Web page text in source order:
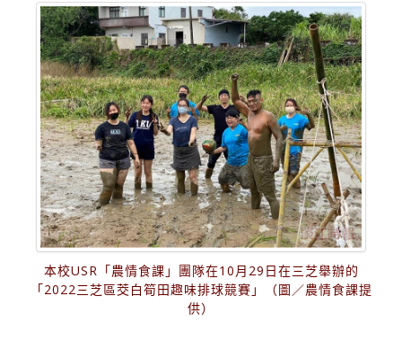
本校USR「農情食課」團隊在10月29日在三芝舉辦的
「2022三芝區茭白筍田趣味排球競賽」（圖／農情食課提
供）